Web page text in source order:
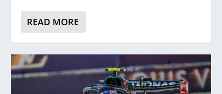
READ MORE